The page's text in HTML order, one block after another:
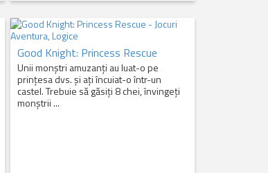
Good Knight: Princess Rescue
Unii monștri amuzanți au luat-o pe
prințesa dvs. și ați încuiat-o într-un
castel. Trebuie să găsiți 8 chei, învingeți
monștrii ...